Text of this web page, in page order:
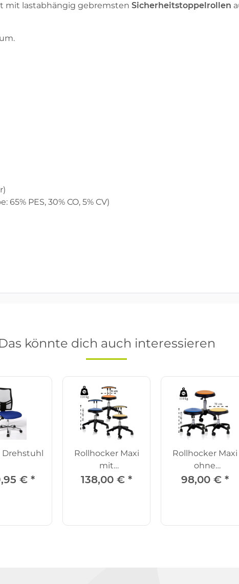
mit lastabhängig gebremsten Sicherheitstoppelrollen
PES, 30% CO, 5% CV)
könnte dich auch interessieren
Drehstuhl
€ *
Rollhocker Maxi
mit
Beckenstütze
138,00 € *
Rollhocker Maxi
ohne
Rückenlehne
98,00 € *